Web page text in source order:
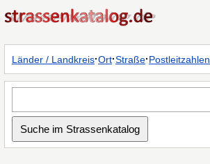
Länder / Landkreis·Ort·Straße·Postleitzahlen